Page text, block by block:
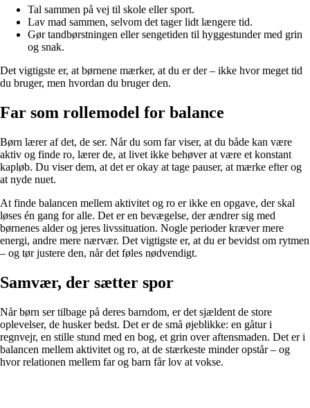
Tal sammen på vej til skole eller sport.
Lav mad sammen, selvom det tager lidt længere tid.
Gør tandbørstningen eller sengetiden til hyggestunder med grin
og snak.
Det vigtigste er, at børnene mærker, at du er der – ikke hvor meget tid
du bruger, men hvordan du bruger den.
Far som rollemodel for balance
Børn lærer af det, de ser. Når du som far viser, at du både kan være
aktiv og finde ro, lærer de, at livet ikke behøver at være et konstant
kapløb. Du viser dem, at det er okay at tage pauser, at mærke efter og
at nyde nuet.
At finde balancen mellem aktivitet og ro er ikke en opgave, der skal
løses én gang for alle. Det er en bevægelse, der ændrer sig med
børnenes alder og jeres livssituation. Nogle perioder kræver mere
energi, andre mere nærvær. Det vigtigste er, at du er bevidst om rytmen
– og tør justere den, når det føles nødvendigt.
Samvær, der sætter spor
Når børn ser tilbage på deres barndom, er det sjældent de store
oplevelser, de husker bedst. Det er de små øjeblikke: en gåtur i
regnvejr, en stille stund med en bog, et grin over aftensmaden. Det er i
balancen mellem aktivitet og ro, at de stærkeste minder opstår – og
hvor relationen mellem far og barn får lov at vokse.